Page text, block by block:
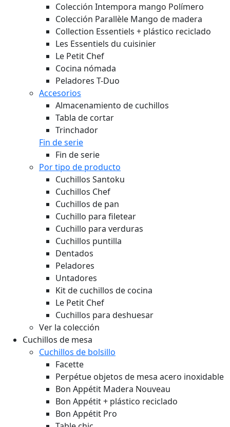
Colección Intempora mango Polímero
Colección Parallèle Mango de madera
Collection Essentiels + plástico reciclado
Les Essentiels du cuisinier
Le Petit Chef
Cocina nómada
Peladores T-Duo
Accesorios
Almacenamiento de cuchillos
Tabla de cortar
Trinchador
Fin de serie
Fin de serie
Por tipo de producto
Cuchillos Santoku
Cuchillos Chef
Cuchillos de pan
Cuchillo para filetear
Cuchillo para verduras
Cuchillos puntilla
Dentados
Peladores
Untadores
Kit de cuchillos de cocina
Le Petit Chef
Cuchillos para deshuesar
Ver la colección
Cuchillos de mesa
Cuchillos de bolsillo
Facette
Perpétue objetos de mesa acero inoxidable
Bon Appétit Madera Nouveau
Bon Appétit + plástico reciclado
Bon Appétit Pro